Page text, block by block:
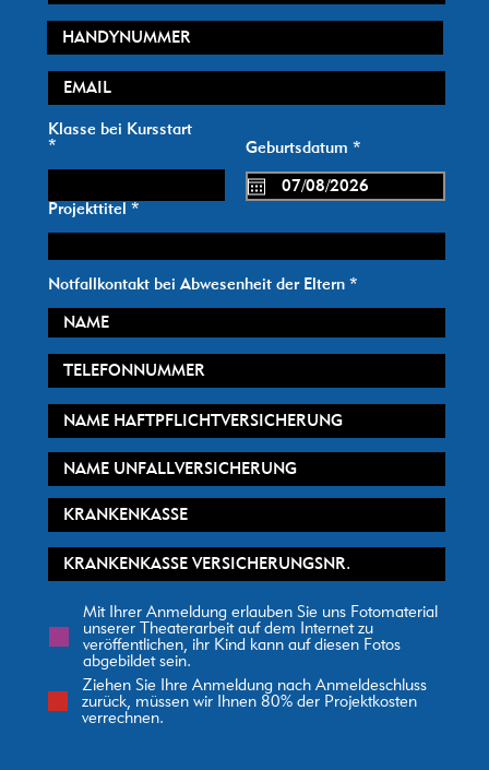
Mit Ihrer Anmeldung erlauben Sie uns Fotomaterial
unserer Theaterarbeit auf dem Internet zu
veröffentlichen, ihr Kind kann auf diesen Fotos
abgebildet sein.
Ziehen Sie Ihre Anmeldung nach Anmeldeschluss
zurück, müssen wir Ihnen 80% der Projektkosten
verrechnen.
Notfallkontakt bei Abwesenheit der Eltern
Projekttitel
Klasse bei Kursstart
Geburtsdatum *r
q
u
r
d